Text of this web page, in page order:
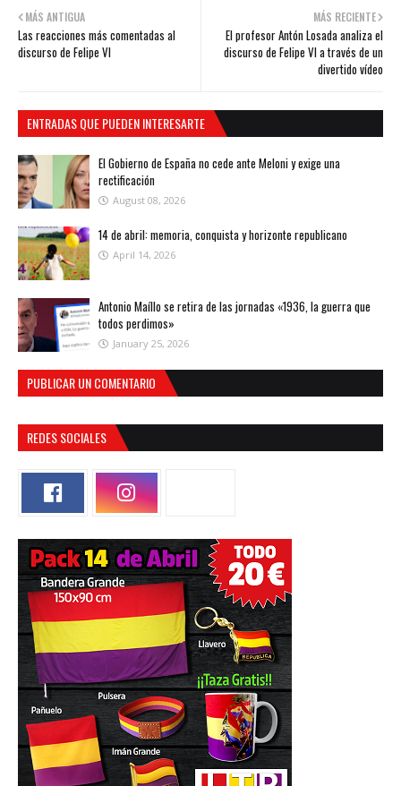
MÁS RECIENTE
El profesor Antón Losada analiza el
discurso de Felipe VI a través de un
divertido vídeo
MÁS ANTIGUA
Las reacciones más comentadas al
discurso de Felipe VI
ENTRADAS QUE PUEDEN INTERESARTE
El Gobierno de España no cede ante Meloni y exige una
rectificación
August 08, 2026
14 de abril: memoria, conquista y horizonte republicano
April 14, 2026
Antonio Maíllo se retira de las jornadas «1936, la guerra que
todos perdimos»
January 25, 2026
PUBLICAR UN COMENTARIO
REDES SOCIALES